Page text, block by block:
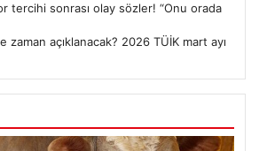
tercihi sonrası olay sözler! “Onu orada
zaman açıklanacak? 2026 TÜİK mart ayı